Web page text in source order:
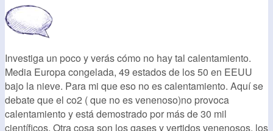
Investiga un poco y verás cómo no hay tal calentamiento.
Media Europa congelada, 49 estados de los 50 en EEUU
bajo la nieve. Para mi que eso no es calentamiento. Aquí se
debate que el co2 ( que no es venenoso)no provoca
calentamiento y está demostrado por más de 30 mil
científicos. Otra cosa son los gases y vertidos venenosos, los